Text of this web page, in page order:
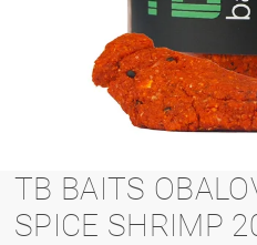
TB BAITS
SPICE SHRIMP